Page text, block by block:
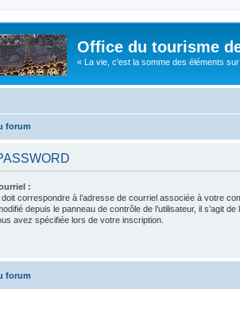
Office du tourisme
« La vie, c'est la somme des éléments
forum
:
correspondre à l’adresse de courriel associée à votre
depuis le panneau de contrôle de l’utilisateur, il s’agit de
avez spécifiée lors de votre inscription.
forum